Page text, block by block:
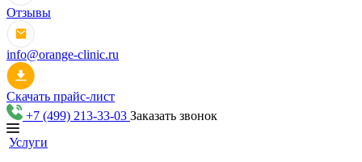
Отзывы
info@orange-clinic.ru
Скачать прайс-лист
+7 (499) 213-33-03 Заказать звонок
Услуги